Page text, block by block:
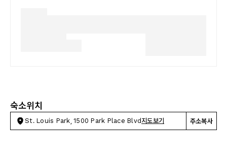
숙소위치
St. Louis Park, 1500 Park Place Blvd 지도보기 주소복사